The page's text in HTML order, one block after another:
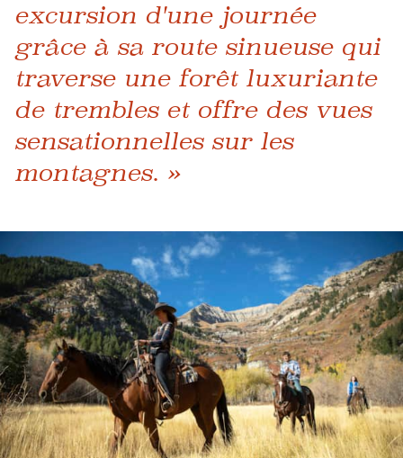
excursion d'une journée
grâce à sa route sinueuse qui
traverse une forêt luxuriante
de trembles et offre des vues
sensationnelles sur les
montagnes. »